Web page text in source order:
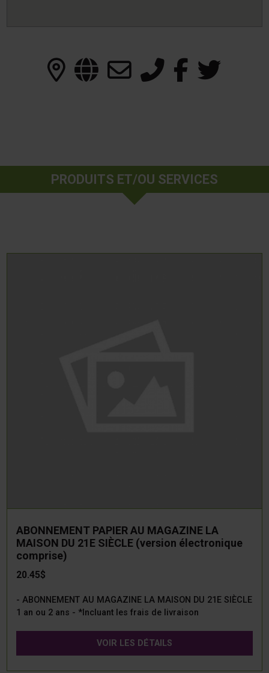
PRODUITS ET/OU SERVICES
ABONNEMENT PAPIER AU MAGAZINE LA
MAISON DU 21E SIÈCLE (version électronique
comprise)
20.45$
- ABONNEMENT AU MAGAZINE LA MAISON DU 21E SIÈCLE
1 an ou 2 ans - *Incluant les frais de livraison
VOIR LES DÉTAILS